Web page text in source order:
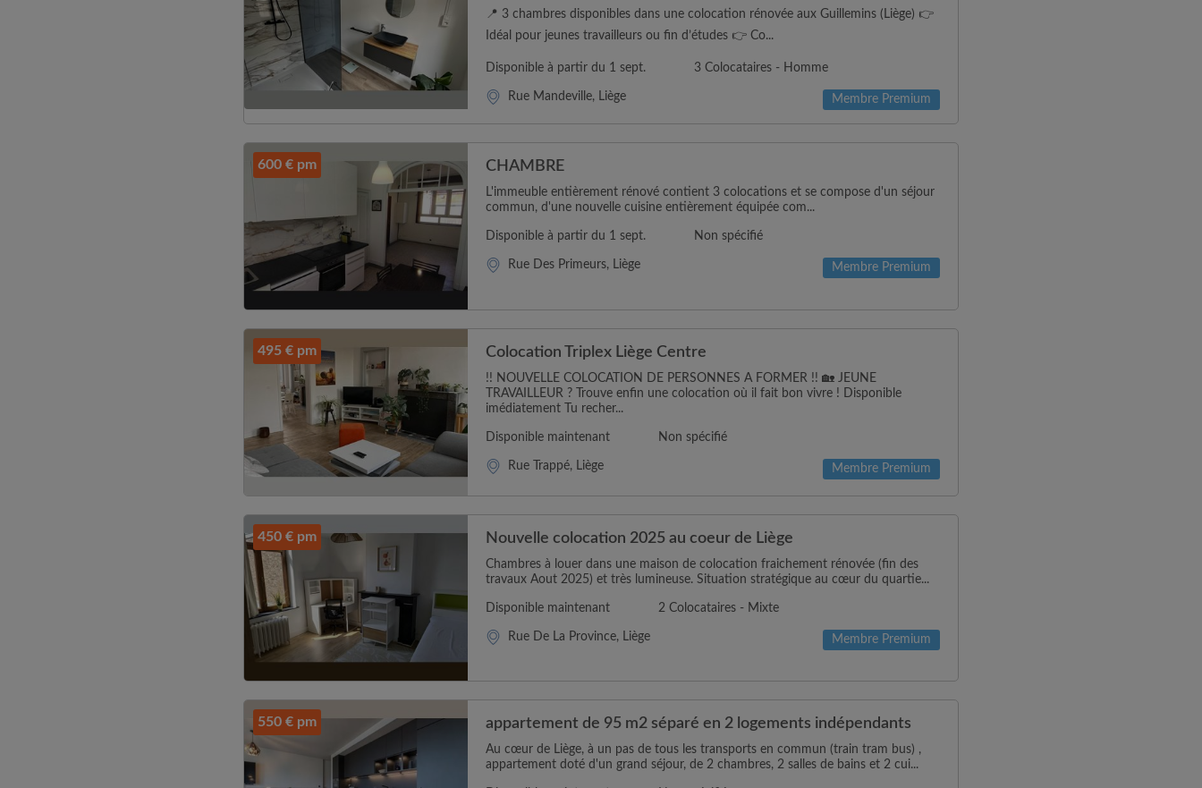
📍 3 chambres disponibles dans une colocation rénovée aux Guillemins (Liège) 👉
Idéal pour jeunes travailleurs ou fin d’études 👉 Co...
Disponible à partir du 1 sept. 3 Colocataires - Homme
Rue Mandeville, Liège Membre Premium
600 € pm CHAMBRE
L'immeuble entièrement rénové contient 3 colocations et se compose d'un séjour
commun, d'une nouvelle cuisine entièrement équipée com...
Disponible à partir du 1 sept. Non spécifié
Rue Des Primeurs, Liège Membre Premium
495 € pm Colocation Triplex Liège Centre
!! NOUVELLE COLOCATION DE PERSONNES A FORMER !! 🏡 JEUNE
TRAVAILLEUR ? Trouve enfin une colocation où il fait bon vivre ! Disponible
imédiatement Tu recher...
Disponible maintenant Non spécifié
Rue Trappé, Liège Membre Premium
450 € pm Nouvelle colocation 2025 au coeur de Liège
Chambres à louer dans une maison de colocation fraichement rénovée (fin des
travaux Aout 2025) et très lumineuse. Situation stratégique au cœur du quartie...
Disponible maintenant 2 Colocataires - Mixte
Rue De La Province, Liège Membre Premium
550 € pm appartement de 95 m2 séparé en 2 logements indépendants
Au cœur de Liège, à un pas de tous les transports en commun (train tram bus) ,
appartement doté d'un grand séjour, de 2 chambres, 2 salles de bains et 2 cui...